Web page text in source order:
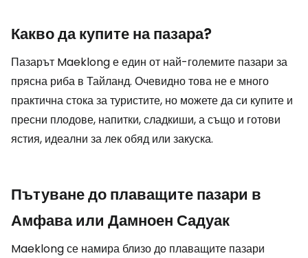
Какво да купите на пазара?
Пазарът Maeklong е един от най-големите пазари за
прясна риба в Тайланд. Очевидно това не е много
практична стока за туристите, но можете да си купите и
пресни плодове, напитки, сладкиши, а също и готови
ястия, идеални за лек обяд или закуска.
Пътуване до плаващите пазари в
Амфава или Дамноен Садуак
Maeklong се намира близо до плаващите пазари